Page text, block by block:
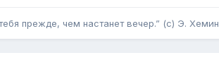
прежде, чем настанет вечер.” (с) Э.